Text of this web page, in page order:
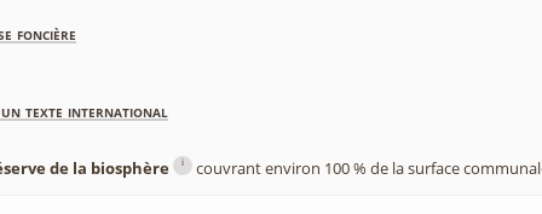
foncière
texte international
de la biosphère i couvrant environ 100 % de la surface